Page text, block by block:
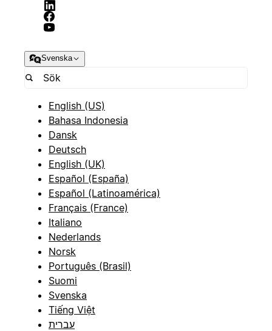
Svenska
English (US)
Bahasa Indonesia
Dansk
Deutsch
English (UK)
Español (España)
Español (Latinoamérica)
Français (France)
Italiano
Nederlands
Norsk
Português (Brasil)
Suomi
Svenska
Tiếng Việt
עברית